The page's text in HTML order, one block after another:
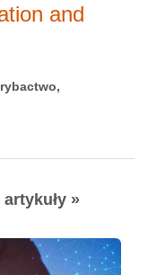
and
»